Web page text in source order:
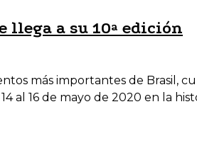
llega a su 10ª edición
más importantes de Brasil,
al 16 de mayo de 2020 en la